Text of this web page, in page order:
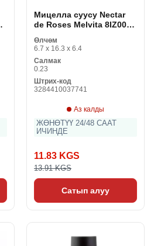
Мицелла суусу Nectar
de Roses Melvita 8IZ0037
Өлчөм
6.7 x 16.3 x 6.4
Салмак
0.23
Штрих-код
3284410037741
Аз калды
ЖӨНӨТҮҮ 24/48 СААТ
ИЧИНДЕ
11.83 KGS
13.91 KGS
Сатып алуу